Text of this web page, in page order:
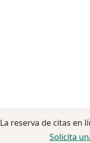
La reserva de citas en
Solicita